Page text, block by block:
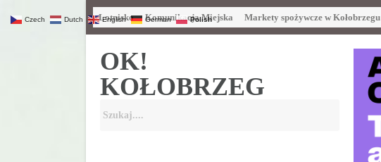
Lotnisko Komunikacja Miejska Markety spożywcze w Kołobrzegu
OK!
KOŁOBRZEG
Czech Dutch English German Polish